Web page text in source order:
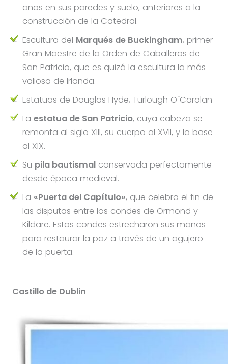
años en sus paredes y suelo, anteriores a la
construcción de la Catedral.
Escultura del Marqués de Buckingham, primer
Gran Maestre de la Orden de Caballeros de
San Patricio, que es quizá la escultura la más
valiosa de Irlanda.
Estatuas de Douglas Hyde, Turlough O´Carolan
La estatua de San Patricio, cuya cabeza se
remonta al siglo XIII, su cuerpo al XVII, y la base
al XIX.
Su pila bautismalconservada perfectamente
desde época medieval.
La «Puerta del Capítulo», que celebra el fin de
las disputas entre los condes de Ormond y
Kildare. Estos condes estrecharon sus manos
para restaurar la paz a través de un agujero
de la puerta.
Castillo de Dublin